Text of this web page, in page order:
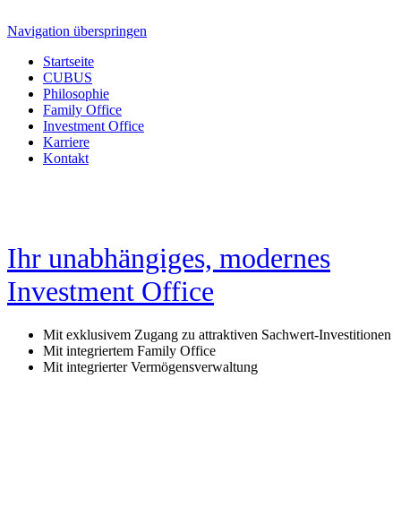
Navigation überspringen
Startseite
CUBUS
Philosophie
Family Office
Investment Office
Karriere
Kontakt
Ihr unabhängiges, modernes
Investment Office
Mit exklusivem Zugang zu attraktiven Sachwert-Investitionen
Mit integriertem Family Office
Mit integrierter Vermögensverwaltung